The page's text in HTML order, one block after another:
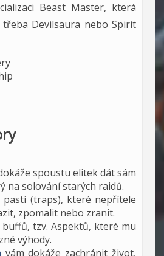
Beast Master, která
Devilsaura nebo Spirit
spoustu elitek dát sám
na solování starých raidů.
pastí (traps), které nepřítele
zpomalit nebo zranit.
tzv. Aspektů, které mu
výhody.
vám dokáže zachránit život,